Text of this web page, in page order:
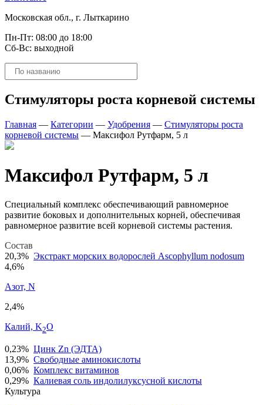
Московская обл., г. Лыткарино
Пн-Пт: 08:00 до 18:00
Сб-Вс: выходной
Поиск
товаров
Стимуляторы роста корневой системы
Главная — Категории — Удобрения — Стимуляторы роста
корневой системы — Максифол Рутфарм, 5 л
Максифол Рутфарм, 5 л
Cпециальный комплекс обеспечивающий равномерное
развитие боковых и дополнительных корней, обеспечивая
равномерное развитие всей корневой системы растения.
Состав
20,3% Экстракт морских водорослей Ascophyllum nodosum
4,6%
Азот, N
2,4%
Калий, K2O
0,23% Цинк Zn (ЭДТА)
13,9% Свободные аминокислоты
0,06% Комплекс витаминов
0,29% Калиевая соль индолилуксусной кислоты
Культура